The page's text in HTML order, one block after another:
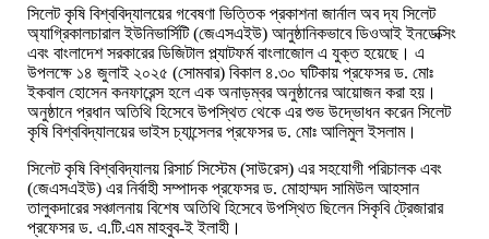
সিলেট কৃষি বিশ্ববিদ্যালয়ের গবেষণা ভিত্তিক প্রকাশনা জার্নাল অব দ্য সিলেট
অ্যাগ্রিকালচারাল ইউনিভার্সিটি (জেএসএইউ) আনুষ্ঠানিকভাবে ডিওআই ইনডেক্সিং
এবং বাংলাদেশ সরকারের ডিজিটাল প্ল্যাটফর্ম বাংলাজোল এ যুক্ত হয়েছে। এ
উপলক্ষে ১৪ জুলাই ২০২৫ (সোমবার) বিকাল ৪.৩০ ঘটিকায় প্রফেসর ড. মোঃ
ইকবাল হোসেন কনফারেন্স হলে এক অনাড়ম্বর অনুষ্ঠানের আয়োজন করা হয়।
অনুষ্ঠানে প্রধান অতিথি হিসেবে উপস্থিত থেকে এর শুভ উদ্ভোধন করেন সিলেট
কৃষি বিশ্ববিদ্যালয়ের ভাইস চ্যান্সেলর প্রফেসর ড. মোঃ আলিমুল ইসলাম।
সিলেট কৃষি বিশ্ববিদ্যালয় রিসার্চ সিস্টেম (সাউরেস) এর সহযোগী পরিচালক এবং
(জেএসএইউ) এর নির্বাহী সম্পাদক প্রফেসর ড. মোহাম্মদ সামিউল আহসান
তালুকদারের সঞ্চালনায় বিশেষ অতিথি হিসেবে উপস্থিত ছিলেন সিকৃবি ট্রেজারার
প্রফেসর ড. এ.টি.এম মাহবুব-ই ইলাহী।